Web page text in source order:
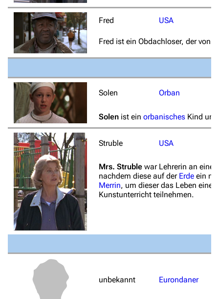
Fred USA
Fred ist ein Obdachloser, der von
Solen Orban
Solen ist ein orbanisches Kind
Struble USA
Mrs. Struble war Lehrerin an
nachdem diese auf der Erde ein
Merrin, um dieser das Leben
Kunstunterricht teilnehmen.
unbekannt Eurondaner